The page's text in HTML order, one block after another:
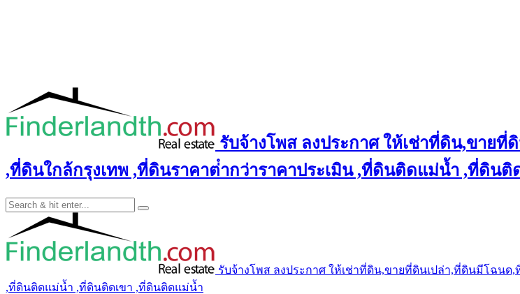
รับจ้างโพส ลงประกาศ ให้เช่าที่ดิน,ขาย
,ที่ดินใกล้กรุงเทพ ,ที่ดินราคาต่ํากว่าราคาประเมิน ,ที่ดินติดแม่น้ำ ,ที่ดิน
รับจ้างโพส ลงประกาศ ให้เช่าที่ดิน,ขายที่ดินเปล่า,ที่ดินมีโฉน
,ที่ดินติดแม่น้ำ ,ที่ดินติดเขา ,ที่ดินติดแม่น้ำ